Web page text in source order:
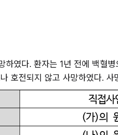
였다. 환자는 1년 전에 백혈
호전되지 않고 사망하였다.